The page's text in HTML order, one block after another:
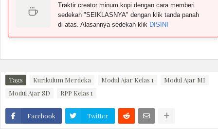
Traktir creator minum kopi dengan cara memberi
sedekah "SEIKLASNYA" dengan klik tanda panah
di atas. Alasannya sedekah klik DISINI
Tags Kurikulum Merdeka Modul Ajar Kelas 1
Modul Ajar MI
Modul Ajar SD
RPP Kelas 1
Facebook Twitter